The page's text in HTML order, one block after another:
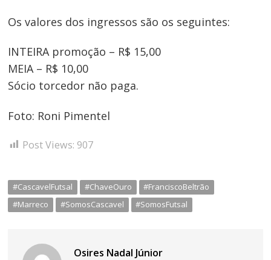
Os valores dos ingressos são os seguintes:
INTEIRA promoção – R$ 15,00
MEIA – R$ 10,00
Sócio torcedor não paga.
Foto: Roni Pimentel
Post Views: 907
#CascavelFutsal #ChaveOuro
#FranciscoBeltrão
#Marreco
#SomosCascavel #SomosFutsal
Osires Nadal Júnior